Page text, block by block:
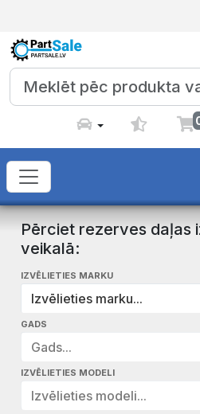
Pērciet rezerves daļas
veikalā:
IZVĒLIETIES MARKU
Izvēlieties marku...
GADS
Gads...
IZVĒLIETIES MODELI
Izvēlieties modeli...